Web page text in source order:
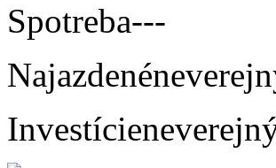
Spotreba---
Najazdené
Investície